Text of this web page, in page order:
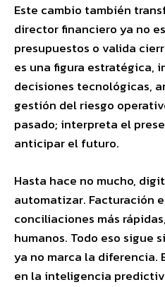
Este cambio también
director financiero ya no
presupuestos o valida
es una figura estratégica,
decisiones tecnológicas,
gestión del riesgo
pasado; interpreta el
anticipar el futuro.
Hasta hace no mucho,
automatizar. Facturación
conciliaciones más
humanos. Todo eso sigue
ya no marca la diferencia.
en la inteligencia